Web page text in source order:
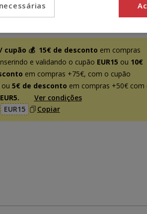
cupão 💰 15€ de desconto em compras
e validando o cupão EUR15 ou 10€
em compras +75€, com o cupão
ou 5€ de desconto em compras +50€ com
EUR5.
Ver condições
EUR15 Copiar